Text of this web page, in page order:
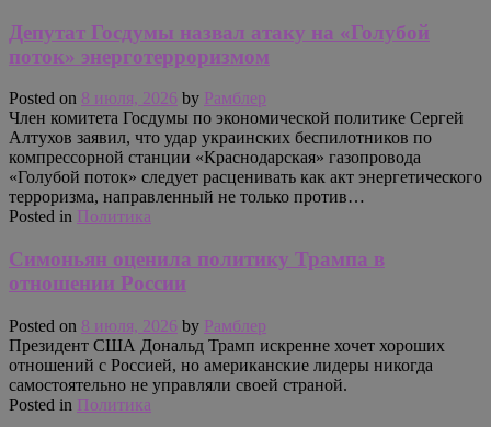
Депутат Госдумы назвал атаку на «Голубой
поток» энерготерроризмом
Posted on 8 июля, 2026 by Рамблер
Член комитета Госдумы по экономической политике Сергей
Алтухов заявил, что удар украинских беспилотников по
компрессорной станции «Краснодарская» газопровода
«Голубой поток» следует расценивать как акт энергетического
терроризма, направленный не только против…
Posted in Политика
Симоньян оценила политику Трампа в
отношении России
Posted on 8 июля, 2026 by Рамблер
Президент США Дональд Трамп искренне хочет хороших
отношений с Россией, но американские лидеры никогда
самостоятельно не управляли своей страной.
Posted in Политика